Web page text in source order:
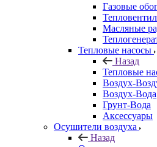
Газовые
Масляные
Тепловые насосы
Назад
Тепловые
Воздух-
Воздух-Вода
Грунт-Вода
Аксессуары
Осушители воздуха
Назад